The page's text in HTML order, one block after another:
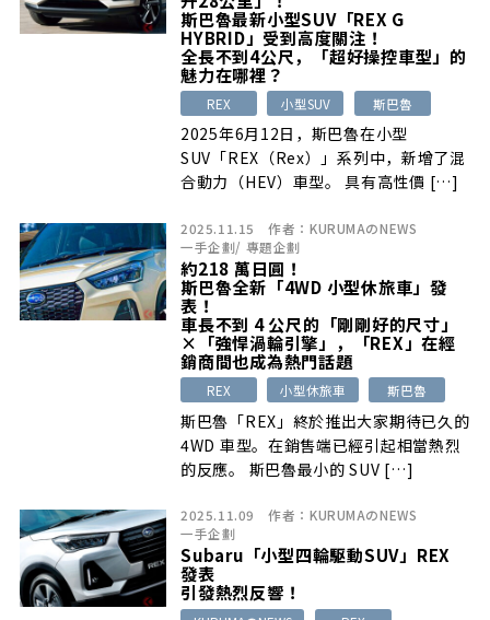
斯巴魯最新小型SUV「REX G
HYBRID」受到高度關注！
全長不到4公尺，「超好操控車型」的
魅力在哪裡？
REX 小型SUV 斯巴魯
2025年6月12日，斯巴魯在小型
SUV「REX（Rex）」系列中，新增了混
合動力（HEV）車型。 具有高性價 […]
2025.11.15 作者： KURUMAのNEWS
一手企劃/ 專題企劃
約218 萬日圓！
斯巴魯全新「4WD 小型休旅車」發
表！
車長不到 4 公尺的「剛剛好的尺寸」
×「強悍渦輪引擎」，「REX」在經
銷商間也成為熱門話題
REX 小型休旅車 斯巴魯
斯巴魯「REX」終於推出大家期待已久的
4WD 車型。在銷售端已經引起相當熱烈
的反應。 斯巴魯最小的 SUV […]
2025.11.09 作者： KURUMAのNEWS
一手企劃
Subaru「小型四輪駆動SUV」REX
發表
引發熱烈反響！